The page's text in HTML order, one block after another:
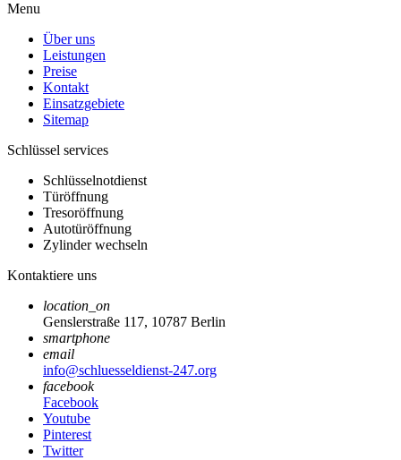
Menu
Über uns
Leistungen
Preise
Kontakt
Einsatzgebiete
Sitemap
Schlüssel services
Schlüsselnotdienst
Türöffnung
Tresoröffnung
Autotüröffnung
Zylinder wechseln
Kontaktiere uns
location_on
Genslerstraße 117, 10787 Berlin
smartphone
email
info@schluesseldienst-247.org
facebook
Facebook
Youtube
Pinterest
Twitter